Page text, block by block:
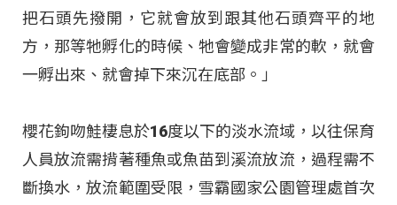
把石頭先撥開，它就會放到跟其他石頭齊平的地
方，那等牠孵化的時候、牠會變成非常的軟，就會
一孵出來、就會掉下來沉在底部。」
櫻花鉤吻鮭棲息於16度以下的淡水流域，以往保育
人員放流需揹著種魚或魚苗到溪流放流，過程需不
斷換水，放流範圍受限，雪霸國家公園管理處首次